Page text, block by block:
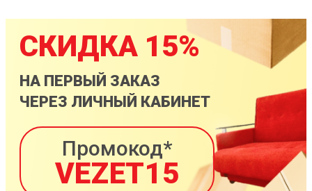
СКИДКА 15%
НА ПЕРВЫЙ ЗАКАЗ
ЧЕРЕЗ ЛИЧНЫЙ КАБИНЕТ
Промокод*
VEZET15